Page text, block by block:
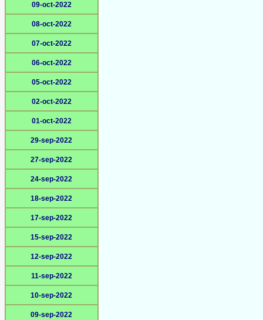
09-oct-2022
08-oct-2022
07-oct-2022
06-oct-2022
05-oct-2022
02-oct-2022
01-oct-2022
29-sep-2022
27-sep-2022
24-sep-2022
18-sep-2022
17-sep-2022
15-sep-2022
12-sep-2022
11-sep-2022
10-sep-2022
09-sep-2022